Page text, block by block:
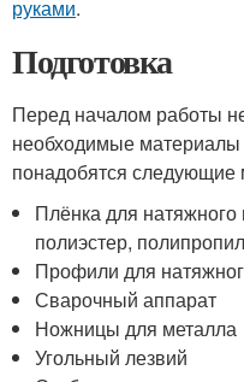
руками.
Подготовка
Перед началом работы
необходимые
понадобятся следующие
Плёнка для
полиэстер,
Профили для
Сварочный аппарат
Ножницы для металла
Угольный лезвий